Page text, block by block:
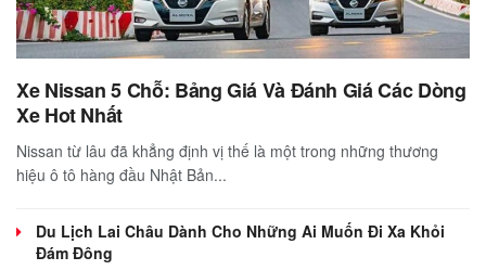
Xe Nissan 5 Chỗ: Bảng Giá Và Đánh Giá Các Dòng
Xe Hot Nhất
Nissan từ lâu đã khẳng định vị thế là một trong những thương
hiệu ô tô hàng đầu Nhật Bản...
Du Lịch Lai Châu Dành Cho Những Ai Muốn Đi Xa Khỏi
Đám Đông